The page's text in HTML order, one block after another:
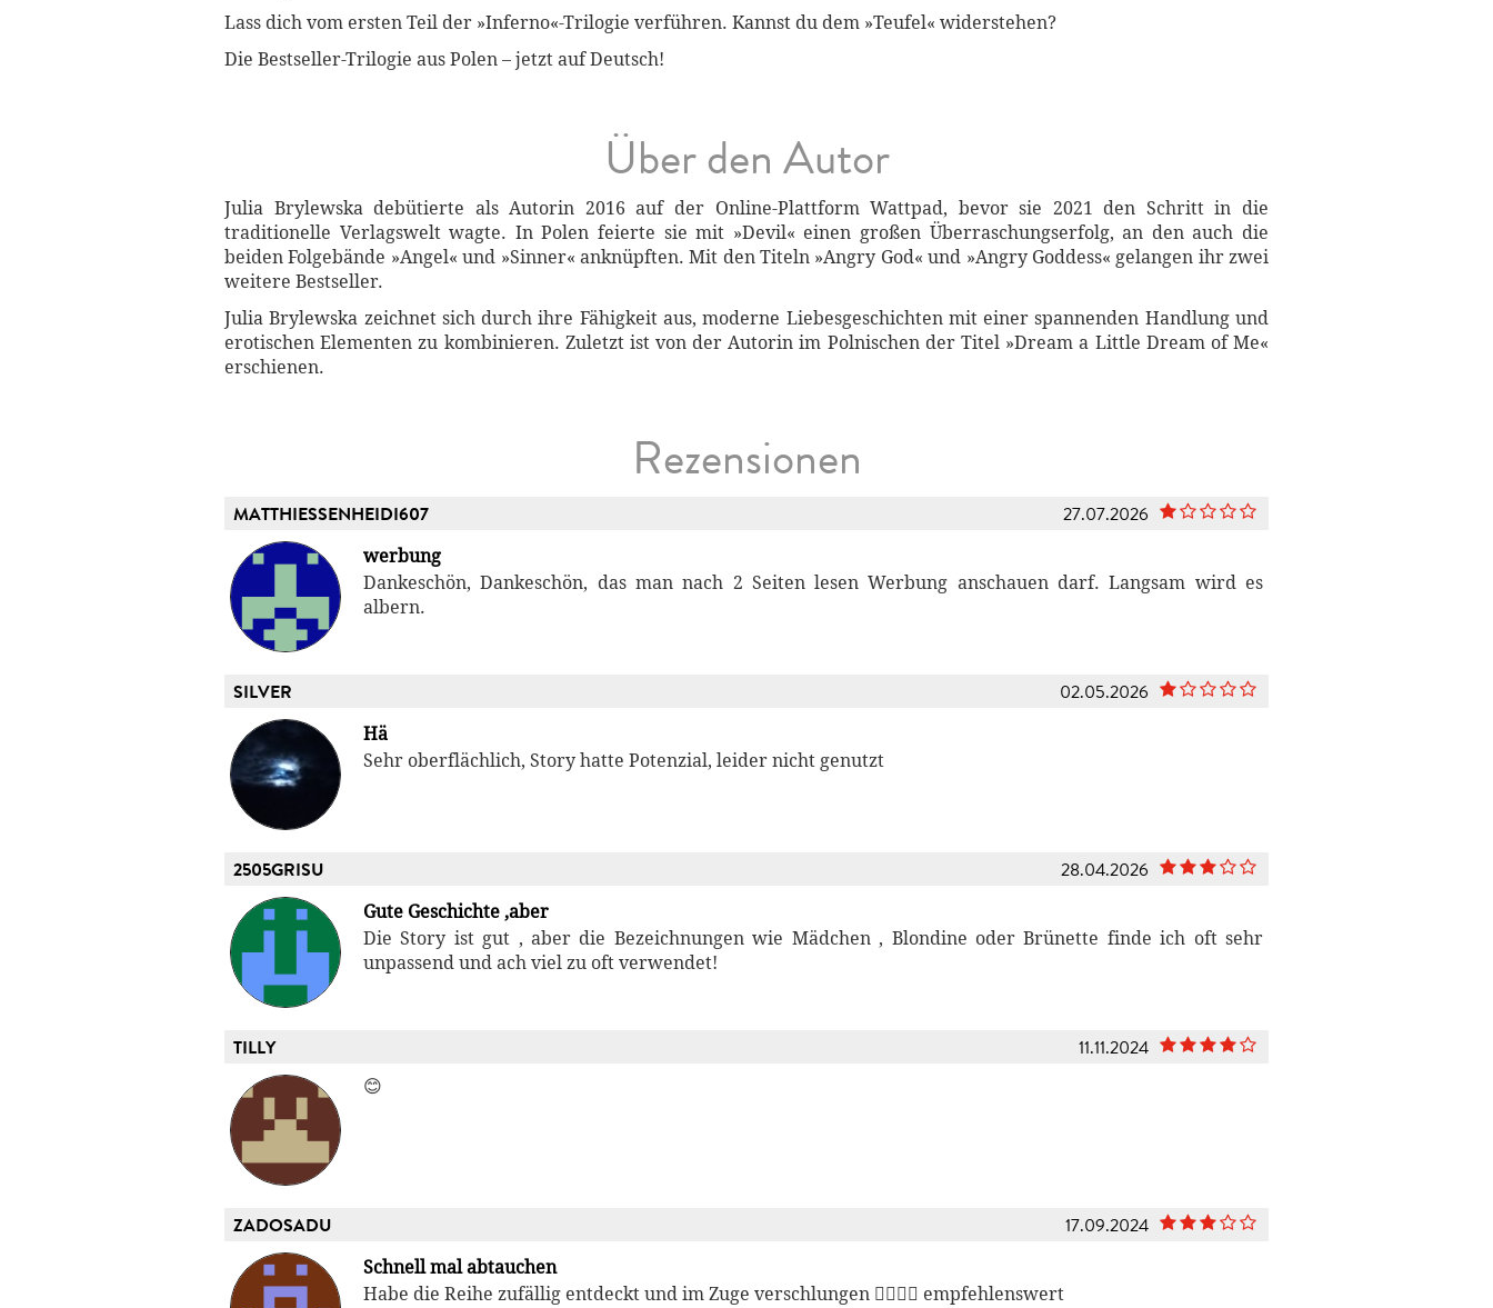
Lass dich vom ersten Teil der »Inferno«-Trilogie verführen. Kannst du dem »Teufel« widerstehen?
Die Bestseller-Trilogie aus Polen – jetzt auf Deutsch!
Über den Autor
Julia Brylewska debütierte als Autorin 2016 auf der Online-Plattform Wattpad, bevor sie 2021 den Schritt in die
traditionelle Verlagswelt wagte. In Polen feierte sie mit »Devil« einen großen Überraschungserfolg, an den auch die
beiden Folgebände »Angel« und »Sinner« anknüpften. Mit den Titeln »Angry God« und »Angry Goddess« gelangen ihr zwei
weitere Bestseller.
Julia Brylewska zeichnet sich durch ihre Fähigkeit aus, moderne Liebesgeschichten mit einer spannenden Handlung und
erotischen Elementen zu kombinieren. Zuletzt ist von der Autorin im Polnischen der Titel »Dream a Little Dream of Me«
erschienen.
Rezensionen
MATTHIESSENHEIDI607 27.07.2026
werbung
Dankeschön, Dankeschön, das man nach 2 Seiten lesen Werbung anschauen darf. Langsam wird es
albern.
SILVER 02.05.2026
Hä
Sehr oberflächlich, Story hatte Potenzial, leider nicht genutzt
2505GRISU 28.04.2026
Gute Geschichte ,aber
Die Story ist gut , aber die Bezeichnungen wie Mädchen , Blondine oder Brünette finde ich oft sehr
unpassend und ach viel zu oft verwendet!
TILLY 11.11.2024
😊
ZADOSADU 17.09.2024
Schnell mal abtauchen
Habe die Reihe zufällig entdeckt und im Zuge verschlungen 👍🏼👍🏼 empfehlenswert